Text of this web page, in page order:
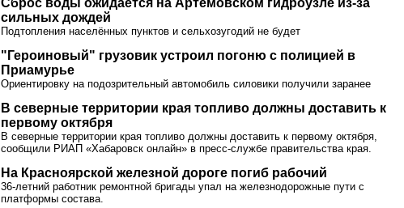
Сброс воды ожидается на Артемовском гидроузле из-за
сильных дождей
Подтопления населённых пунктов и сельхозугодий не будет
"Героиновый" грузовик устроил погоню с полицией в
Приамурье
Ориентировку на подозрительный автомобиль силовики получили заранее
В северные территории края топливо должны доставить к
первому октября
В северные территории края топливо должны доставить к первому октября,
сообщили РИАП «Хабаровск онлайн» в пресс-службе правительства края.
На Красноярской железной дороге погиб рабочий
36-летний работник ремонтной бригады упал на железнодорожные пути с
платформы состава.